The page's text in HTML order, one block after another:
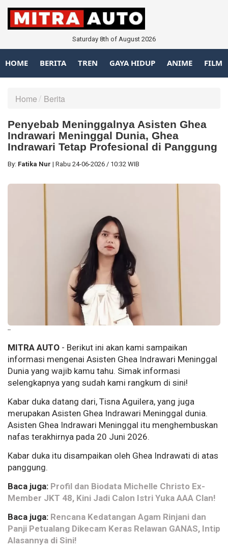
Saturday 8th of August 2026
HOME BERITA TREN GAYA HIDUP ANIME FILM
Home Berita
Penyebab Meninggalnya Asisten Ghea
Indrawari Meninggal Dunia, Ghea
Indrawari Tetap Profesional di Panggung
By: Fatika Nur | Rabu 24-06-2026 / 10:32 WIB
--
MITRA AUTO - Berikut ini akan kami sampaikan
informasi mengenai Asisten Ghea Indrawari Meninggal
Dunia yang wajib kamu tahu. Simak informasi
selengkapnya yang sudah kami rangkum di sini!
Kabar duka datang dari, Tisna Aguilera, yang juga
merupakan Asisten Ghea Indrawari Meninggal dunia.
Asisten Ghea Indrawari Meninggal itu menghembuskan
nafas terakhirnya pada 20 Juni 2026.
Kabar duka itu disampaikan oleh Ghea Indrawati di atas
panggung.
Baca juga: Profil dan Biodata Michelle Christo Ex-
Member JKT 48, Kini Jadi Calon Istri Yuka AAA Clan!
Baca juga: Rencana Kedatangan Agam Rinjani dan
Panji Petualang Dikecam Keras Relawan GANAS, Intip
Alasannya di Sini!